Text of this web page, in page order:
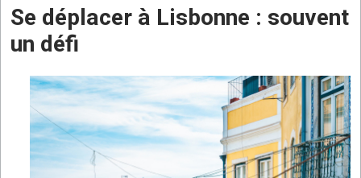
Se déplacer à Lisbonne : souvent
un défi